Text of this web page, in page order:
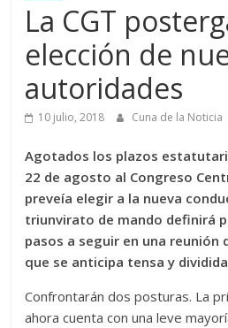
La CGT
elección de
autoridades
10 julio, 2018 Cuna de la Noticia
Agotados los plazos
22 de agosto al Congreso
preveía elegir a la nueva
triunvirato de mando definirá
pasos a seguir en una reunión
que se anticipa tensa y dividida
Confrontarán dos posturas. La
ahora cuenta con una leve